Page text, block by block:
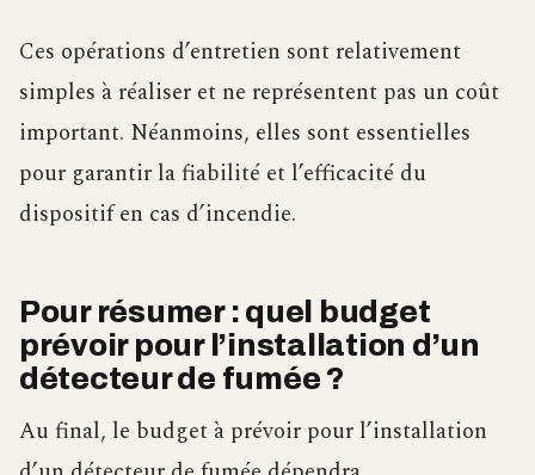
Ces opérations d’entretien sont relativement
simples à réaliser et ne représentent pas un coût
important. Néanmoins, elles sont essentielles
pour garantir la fiabilité et l’efficacité du
dispositif en cas d’incendie.
Pour résumer : quel budget
prévoir pour l’installation d’un
détecteur de fumée ?
Au final, le budget à prévoir pour l’installation